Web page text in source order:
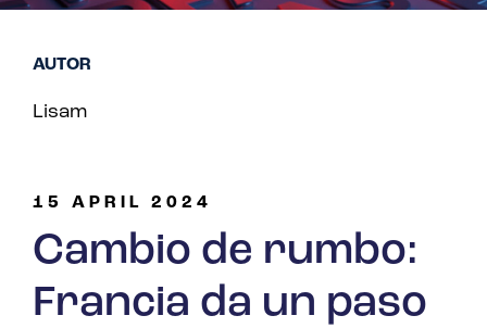
15 APRIL 2024
Cambio de rumbo:
Francia da un paso
AUTOR
Lisam